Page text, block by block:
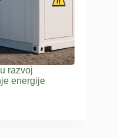
razvoj
energije